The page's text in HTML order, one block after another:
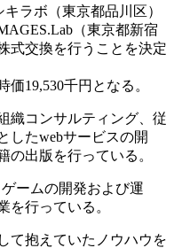
ラボ（東京都品川区）
（東京都新宿
式交換を行うことを決定
19,530千円となる。
織コンサルティング、従
したwebサービスの開
の出版を行っている。
ームの開発および運
を行っている。
て抱えていたノウハウを